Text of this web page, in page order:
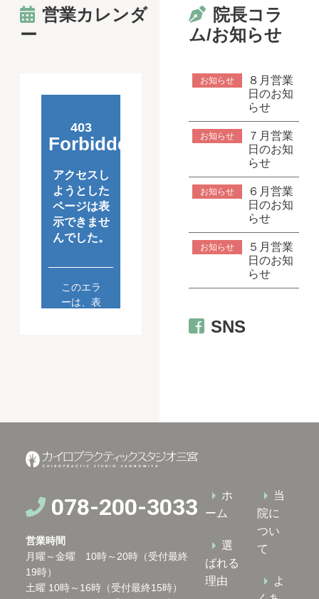
営業カレンダ
ー
院長コラ
ム/お知らせ
お知らせ
８月営業
日のお知
らせ
お知らせ
７月営業
日のお知
らせ
お知らせ
６月営業
日のお知
らせ
お知らせ
５月営業
日のお知
らせ
SNS
078-200-3033
営業時間
月曜～金曜 10時～20時（受付最終
19時）
土曜 10時～16時（受付最終15時）
ホ
ーム
選
ばれる
理由
当
院に
つい
て
よ